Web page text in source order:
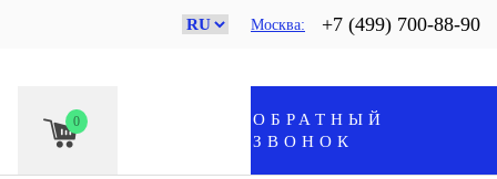
Москва +7 (499) 700-88-90
0
ОБРАТНЫЙ
ЗВОНОК